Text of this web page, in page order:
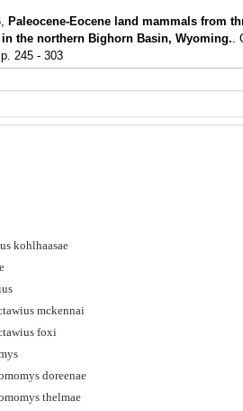
Paleocene-Eocene land mammals from
the northern Bighorn Basin, Wyoming..
245 - 303
kohlhaasae
mckennai
foxi
doreenae
thelmae